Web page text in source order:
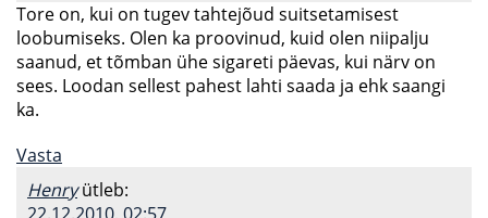
Tore on, kui on tugev tahtejõud suitsetamisest
loobumiseks. Olen ka proovinud, kuid olen niipalju
saanud, et tõmban ühe sigareti päevas, kui närv on
sees. Loodan sellest pahest lahti saada ja ehk saangi
ka.
Vasta
Henry ütleb:
22.12.2010, 02:57